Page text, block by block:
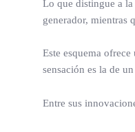
Lo que distingue a
generador, mientras
Este esquema
sensación es la de
Entre sus